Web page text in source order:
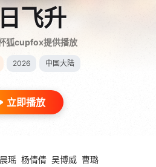
飞升
狐cupfox提供播放
2026 中国大陆
立即播放
瑶 杨倩倩 吴博威 曹璐